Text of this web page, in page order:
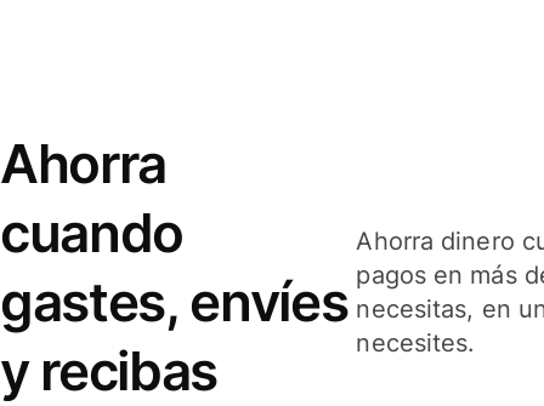
Ahorra
cuando
gastes, envíes
y recibas
Ahorra dinero
pagos en más
necesitas, en
necesites.